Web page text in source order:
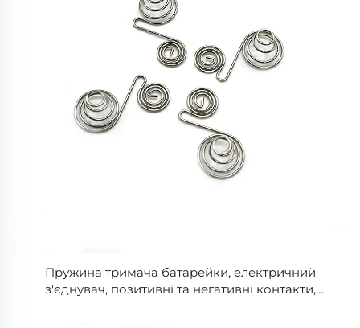
Пружина тримача батарейки, електричний
з'єднувач, позитивні та негативні контакти,